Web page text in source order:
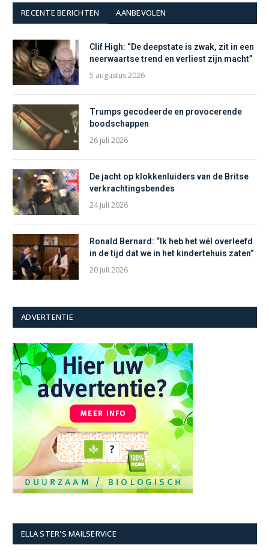
RECENTE BERICHTEN AANBEVOLEN
Clif High: “De deepstate is zwak, zit in een
neerwaartse trend en verliest zijn macht”
5 augustus 2026
Trumps gecodeerde en provocerende
boodschappen
26 juli 2026
De jacht op klokkenluiders van de Britse
verkrachtingsbendes
24 juli 2026
Ronald Bernard: “Ik heb het wél overleefd
in de tijd dat we in het kindertehuis zaten”
20 juli 2026
ADVERTENTIE
ELLA STER'S MAILSERVICE